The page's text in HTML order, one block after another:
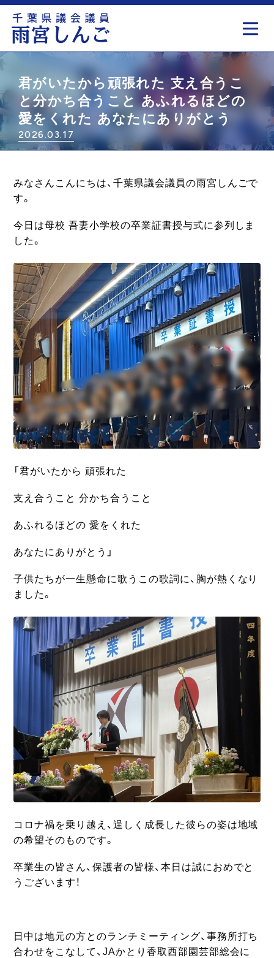
君がいたから頑張れた 支え合うこ
と分かち合うこと あふれるほどの
愛をくれた あなたにありがとう
2026.03.17
みなさんこんにちは、千葉県議会議員の雨宮しんごで
す。
今日は母校 吾妻小学校の卒業証書授与式に参列しま
した。
「君がいたから 頑張れた
支え合うこと 分かち合うこと
あふれるほどの 愛をくれた
あなたにありがとう」
子供たちが一生懸命に歌うこの歌詞に、胸が熱くなり
ました。
コロナ禍を乗り越え、逞しく成長した彼らの姿は地域
の希望そのものです。
卒業生の皆さん、保護者の皆様、本日は誠におめでと
うございます！
日中は地元の方とのランチミーティング、事務所打ち
合わせをこなして、JAかとり香取西部園芸部総会に